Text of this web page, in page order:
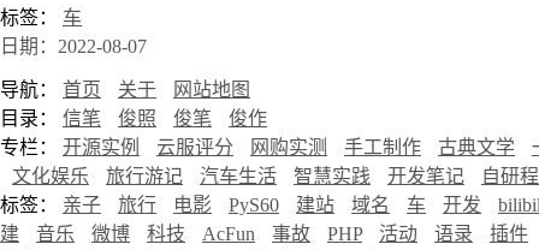
标签： 车
日期：2022-08-07
导航： 首页 关于
网站地图
目录： 信笔 俊照 俊笔
俊作
专栏： 开源实例 云服评分 网购实测 手工制作 古典文学
文化娱乐
旅行游记 汽车生活 智慧实践 开发笔记
自研
标签： 亲子 旅行 电影 PyS60 建站 域名 车 开发
建
音乐 微博 科技 AcFun 事故 PHP 活动 语录
插件